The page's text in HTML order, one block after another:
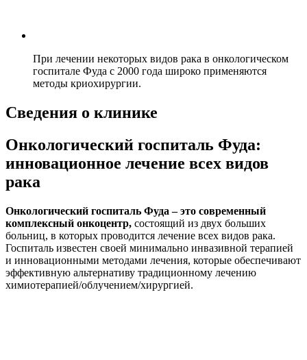
При лечении некоторых видов рака в онкологическом
госпитале Фуда с 2000 года широко применяются
методы криохирургии.
Сведения о клинике
Онкологический госпиталь Фуда:
инновационное лечение всех видов
рака
Онкологический госпиталь Фуда – это современный
комплексный онкоцентр, состоящий из двух больших
больниц, в которых проводится лечение всех видов рака.
Госпиталь известен своей минимально инвазивной терапией
и инновационными методами лечения, которые обеспечивают
эффективную альтернативу традиционному лечению
химиотерапией/облучением/хирургией.